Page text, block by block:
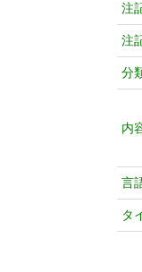
注
注
分
内
言
タ